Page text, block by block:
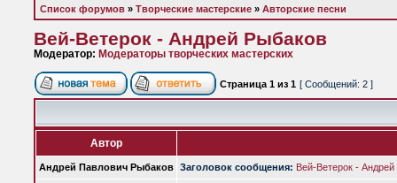
Список форумов » Творческие мастерские » Авторские песни
Вей-Ветерок - Андрей Рыбаков
Модератор: Модераторы творческих мастерских
Страница 1 из 1 [ Сообщений: 2 ]
Автор
Андрей Павлович Рыбаков Заголовок сообщения: Вей-Ветерок -